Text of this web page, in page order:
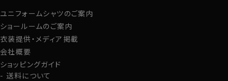
グローブ
ユニフォームシャツのご案内
ショールームのご案内
衣装提供・メディア掲載
会社概要
ショッピングガイド
送料について